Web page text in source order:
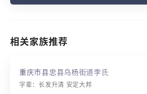
相关家族推荐
重庆市县忠县乌杨街道李氏
字辈：长发升清 安定大邦